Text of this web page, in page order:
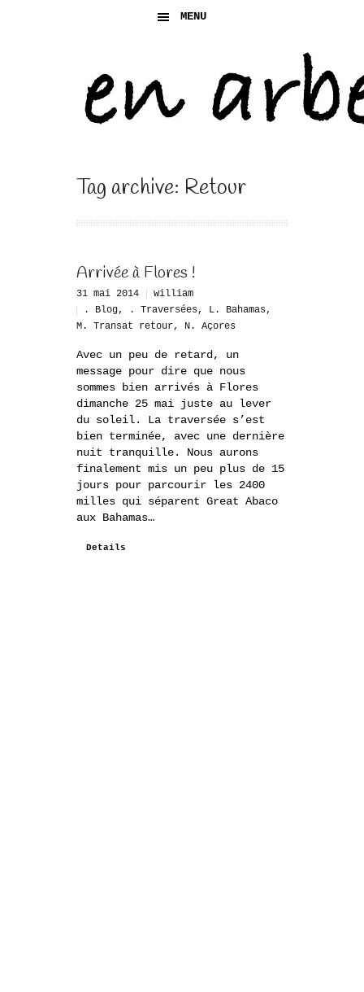
MENU
Tag archive: Retour
Arrivée à Flores !
31 mai 2014
william
. Blog, . Traversées, L. Bahamas,
M. Transat retour, N. Açores
Avec un peu de retard, un
message pour dire que nous
sommes bien arrivés à Flores
dimanche 25 mai juste au lever
du soleil. La traversée s’est
bien terminée, avec une dernière
nuit tranquille. Nous aurons
finalement mis un peu plus de 15
jours pour parcourir les 2400
milles qui séparent Great Abaco
aux Bahamas…
Details